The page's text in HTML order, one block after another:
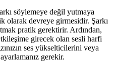
söylemeye değil yutmaya
olarak devreye girmesidir. Şarkı
pratik gerektirir. Ardından,
girecek olan sesli harfi
ses yükselticilerini veya
gerekir.